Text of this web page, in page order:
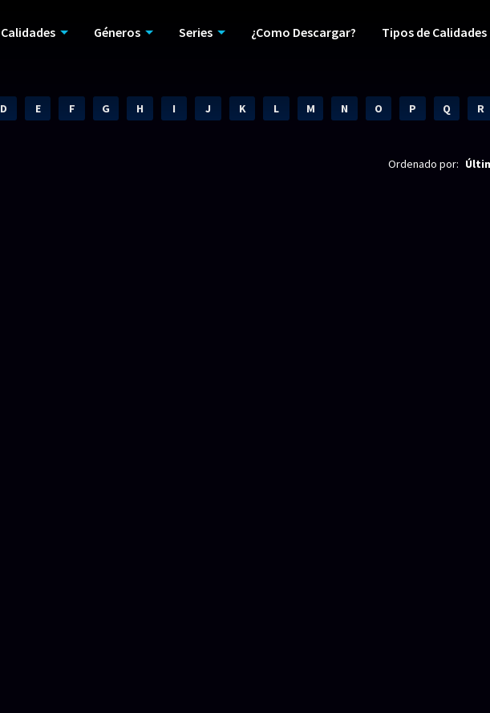
Calidades Géneros Series ¿Como Descargar? Tipos de Calidades
D E F G H I J K L M N O P Q R
Ordenado por: